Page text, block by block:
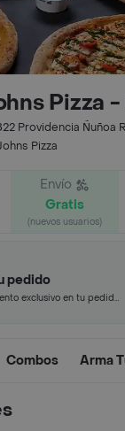
Pizza
Providencia
Pizza
Envío
Gratis
(nuevos usuarios)
pedido
exclusivo en tu pedido
Combos Arma